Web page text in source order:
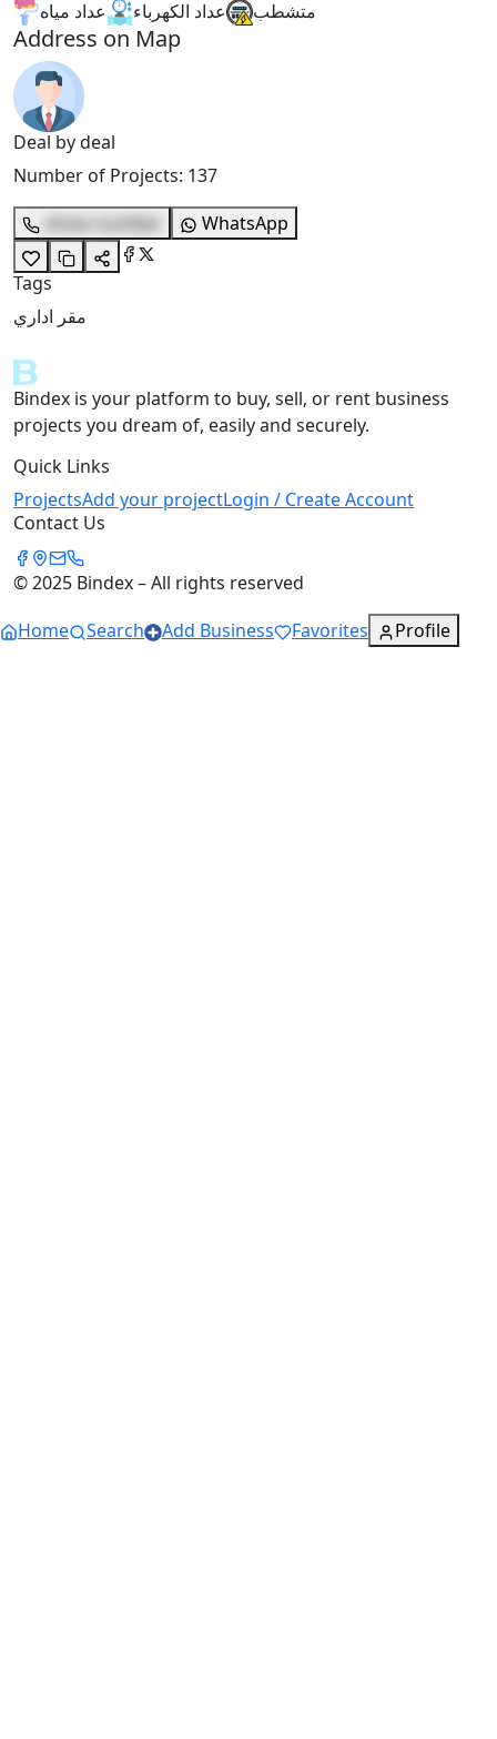
متشطب عداد الكهرباء عداد مياه
Address on Map
Deal by deal
Number of Projects: 137
show number
WhatsApp
Tags
مقر اداري
Bindex is your platform to buy, sell, or rent business
projects you dream of, easily and securely.
Quick Links
ProjectsAdd your projectLogin / Create Account
Contact Us
© 2025 Bindex – All rights reserved
Home
Search Add Business Favorites Profile